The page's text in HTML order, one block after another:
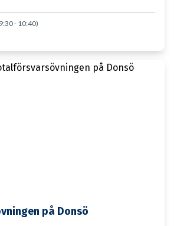
- 10:40)
på Donsö